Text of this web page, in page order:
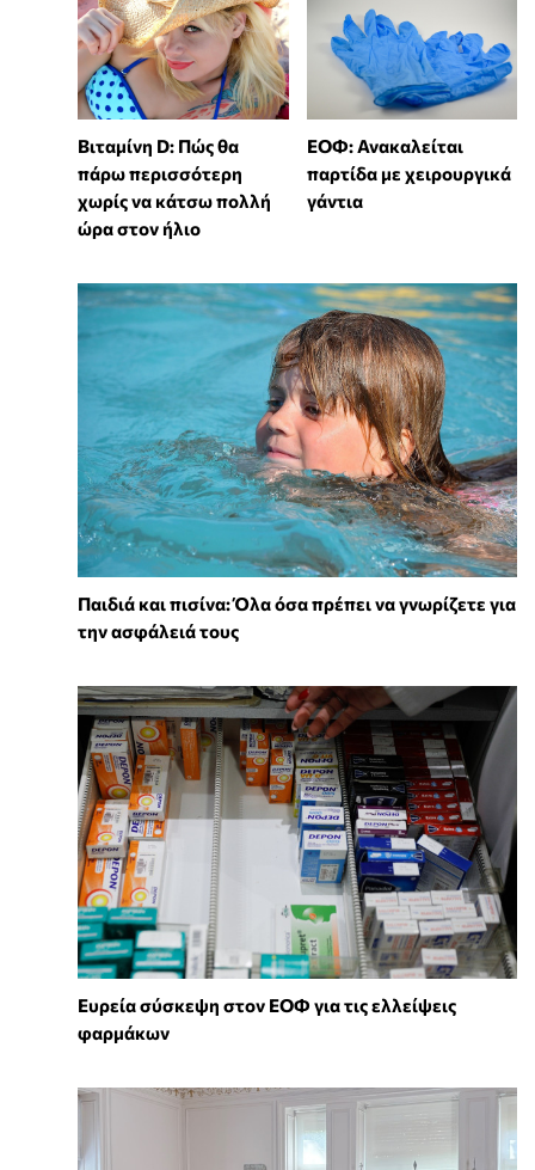
Βιταμίνη D: Πώς θα
πάρω περισσότερη
χωρίς να κάτσω πολλή
ώρα στον ήλιο
ΕΟΦ: Ανακαλείται
παρτίδα με χειρουργικά
γάντια
Παιδιά και πισίνα: Όλα όσα πρέπει να γνωρίζετε για
την ασφάλειά τους
Ευρεία σύσκεψη στον ΕΟΦ για τις ελλείψεις
φαρμάκων